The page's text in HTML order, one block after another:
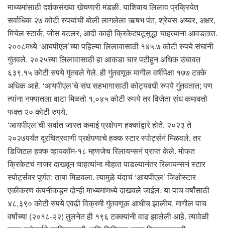
माध्यमांसाठी दर्शकसंख्या खेचणारी मंडळी. याशिवाय लिलाव प्रक्रियेत
सर्वाधिक २७ कोटी रुपयांची बोली लागलेला ऋषभ पंत, श्रेयस अय्यर, अक्षर,
मिचेल स्टार्क, जोस बटलर, आदी काही क्रिकेटपटूसुद्धा चाहत्यांना आवडतात.
२००८मध्ये ‘आयपीएल’च्या पहिल्या लिलावासाठी १४५.७ कोटी रुपये संघांनी
गुंतवले. २०२५च्या लिलावासाठी हा आकडा चार पटीहून अधिक उंचावत
६३९.१५ कोटी रुपये गुंतवले गेले. ही गुंतवणूक मागील वर्षीपेक्षा १७७ टक्के
अधिक आहे. ‘आयपीएल’चे संघ सहभागासाठी कोट्यवधी रुपये गुंतवतात; पण
त्यांना नफ्यातला वाटा मिळतो १,०४५ कोटी रुपये तर विजेता संघ कमावतो
फक्त २० कोटी रुपये.
‘आयपीएल’ची सर्वात जास्त कमाई प्रक्षेपण हक्कांद्वारे होते. २०२३ ते
२०२७पर्यंत दूरचित्रवाणी प्रक्षेपणाचे हक्क स्टार स्पोर्ट्सनं मिळवले, तर
डिजिटल हक्क व्हायकॉम-१८ म्हणजेच रिलायन्सनं प्राप्त केले. मोफत
क्रिकेटचं गाजर दाखवून चाहत्यांना मोहात पाडल्यानंतर रिलायन्सनं स्टार
स्पोर्ट्सवर पूर्णत: ताबा मिळवला. त्यामुळे यंदाचं ‘आयपीएल’ जिओस्टार
एकीकरण कंपनीकडून दोन्ही माध्यमांमध्ये दाखवले जाईल. या पाच वर्षांसाठी
४८,३९० कोटी रुपये एवढी विक्रमी गुंतवणूक आधीच झालीय. मागील पाच
वर्षांच्या (२०१८-२२) तुलनेत ही १९६ टक्क्यांनी वाढ झालेली आहे. त्यावेळी